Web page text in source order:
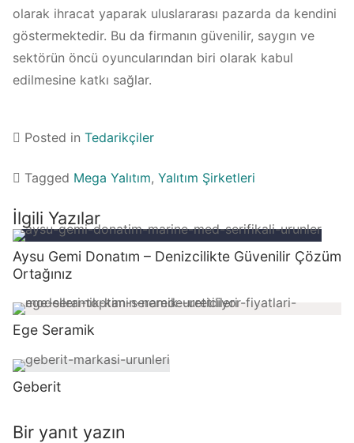
olarak ihracat yaparak uluslararası pazarda da kendini
göstermektedir. Bu da firmanın güvenilir, saygın ve
sektörün öncü oyuncularından biri olarak kabul
edilmesine katkı sağlar.
Posted in Tedarikçiler
Tagged Mega Yalıtım, Yalıtım Şirketleri
İlgili Yazılar
Aysu Gemi Donatım – Denizcilikte Güvenilir Çözüm
Ortağınız
Ege Seramik
Geberit
Bir yanıt yazın